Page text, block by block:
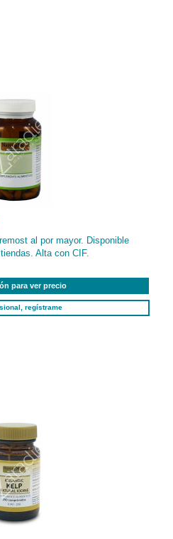
al por mayor. Disponible
Alta con CIF.
para ver precio
regístrame